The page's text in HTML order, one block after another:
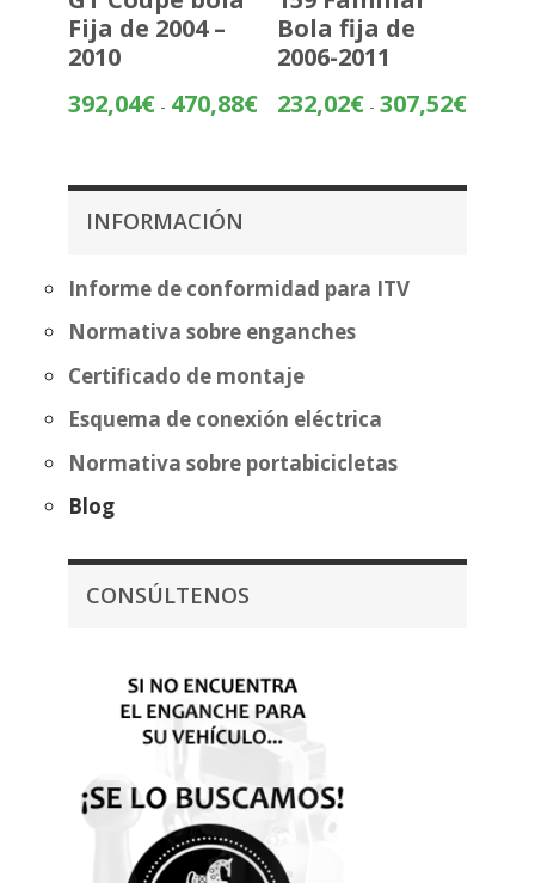
Fija de 2004 –
2010
392,04€ - 470,88€Rango
Bola fija de
2006-2011
232,02€ - 307,52€Rango
INFORMACIÓN
Informe de conformidad para ITV
Normativa sobre enganches
Certificado de montaje
Esquema de conexión eléctrica
Normativa sobre portabicicletas
Blog
CONSÚLTENOS